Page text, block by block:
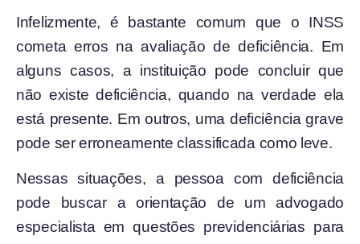
Infelizmente, é bastante comum que o INSS
cometa erros na avaliação de deficiência. Em
alguns casos, a instituição pode concluir que
não existe deficiência, quando na verdade ela
está presente. Em outros, uma deficiência grave
pode ser erroneamente classificada como leve.
Nessas situações, a pessoa com deficiência
pode buscar a orientação de um advogado
especialista em questões previdenciárias para